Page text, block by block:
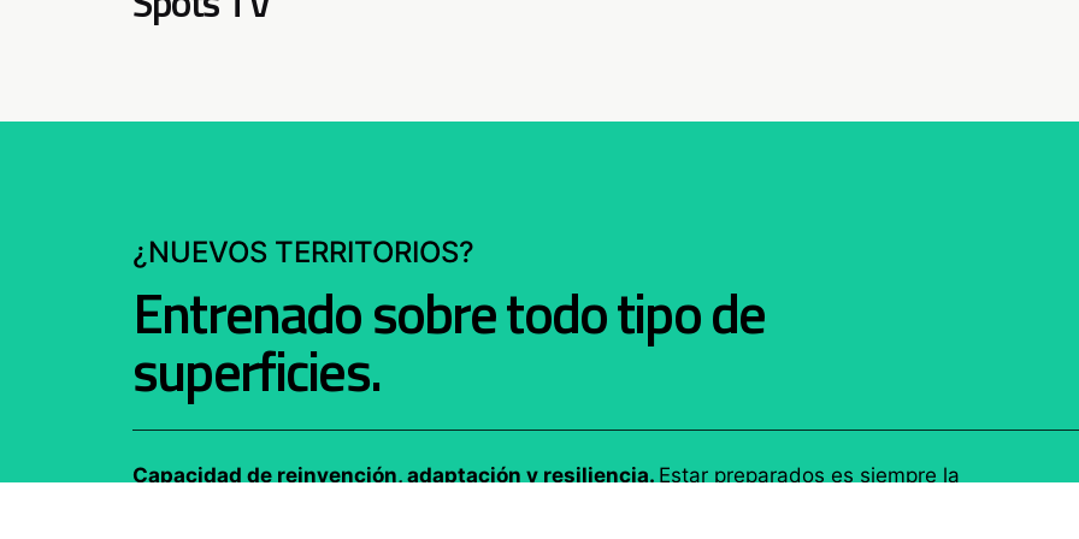
¿NUEVOS TERRITORIOS?
Entrenado sobre todo tipo de
superficies.
Capacidad de reinvención, adaptación y resiliencia. Estar preparados es siempre la